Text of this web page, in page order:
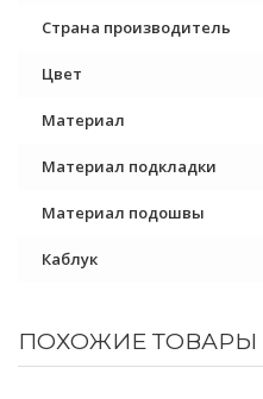
Страна производитель
Цвет
Материал
Материал подкладки
Материал подошвы
Каблук
ПОХОЖИЕ ТОВАРЫ